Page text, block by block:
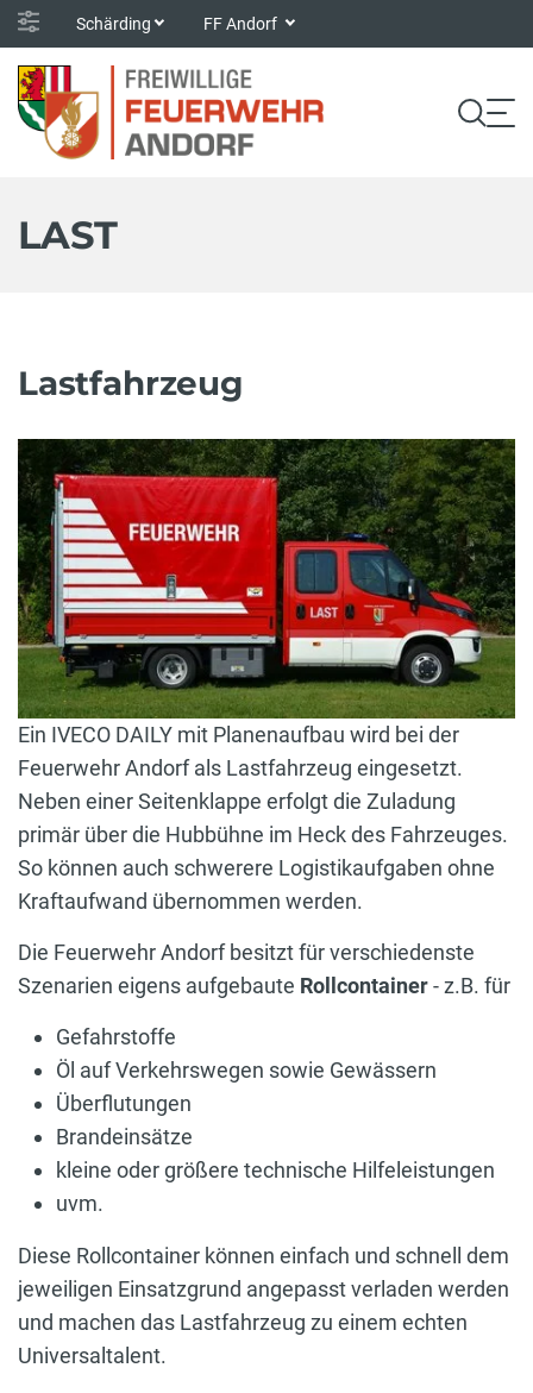
Schärding FF Andorf
LAST
Lastfahrzeug
Ein IVECO DAILY mit Planenaufbau wird bei der
Feuerwehr Andorf als Lastfahrzeug eingesetzt.
Neben einer Seitenklappe erfolgt die Zuladung
primär über die Hubbühne im Heck des Fahrzeuges.
So können auch schwerere Logistikaufgaben ohne
Kraftaufwand übernommen werden.
Die Feuerwehr Andorf besitzt für verschiedenste
Szenarien eigens aufgebaute Rollcontainer- z.B. für
Gefahrstoffe
Öl auf Verkehrswegen sowie Gewässern
Überflutungen
Brandeinsätze
kleine oder größere technische Hilfeleistungen
uvm.
Diese Rollcontainer können einfach und schnell dem
jeweiligen Einsatzgrund angepasst verladen werden
und machen das Lastfahrzeug zu einem echten
Universaltalent.